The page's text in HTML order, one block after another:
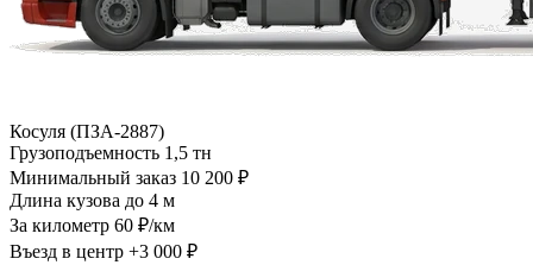
Косуля (ПЗА-2887)
Грузоподъемность 1,5 тн
Минимальный заказ 10 200 ₽
Длина кузова до 4 м
За километр 60 ₽/км
Въезд в центр +3 000 ₽